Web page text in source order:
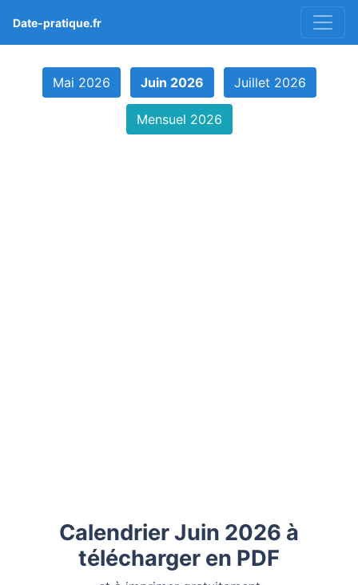
Date-pratique.fr
Mai 2026 Juin 2026 Juillet 2026
Mensuel 2026
Calendrier Juin 2026 à
télécharger en PDF